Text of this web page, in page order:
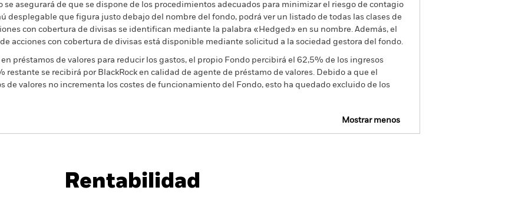
se asegurará de que se dispone de los procedimientos adecuados para minimizar el riesgo de contagio
desplegable que figura justo debajo del nombre del fondo, podrá ver un listado de todas las clases de
con cobertura de divisas se identifican mediante la palabra «Hedged» en su nombre. Además, el
acciones con cobertura de divisas está disponible mediante solicitud a la sociedad gestora del fondo.
préstamos de valores para reducir los gastos, el propio Fondo percibirá el 62,5% de los ingresos
restante se recibirá por BlackRock en calidad de agente de préstamo de valores. Debido a que el
de valores no incrementa los costes de funcionamiento del Fondo, esto ha quedado excluido de los
Mostrar menos
Datos clave Gestores del fondo
Rentabilidad